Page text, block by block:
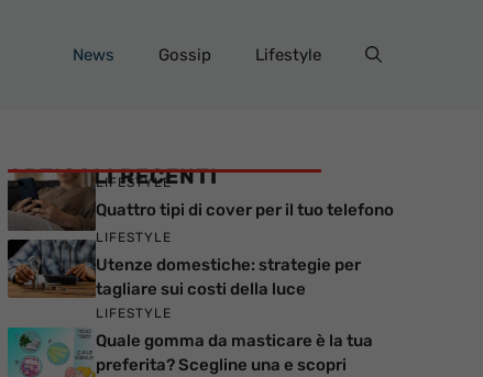
News Gossip Lifestyle
ARTICOLI RECENTI
LIFESTYLE
Quattro tipi di cover per il tuo telefono
LIFESTYLE
Utenze domestiche: strategie per
tagliare sui costi della luce
LIFESTYLE
Quale gomma da masticare è la tua
preferita? Scegline una e scopri